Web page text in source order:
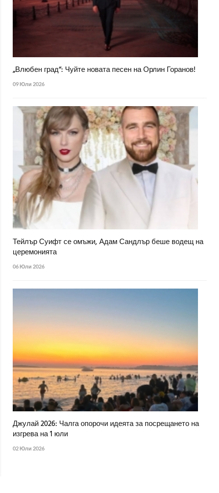
„Влюбен град“: Чуйте новата песен на Орлин Горанов!
09 Юли 2026
Тейлър Суифт се омъжи, Адам Сандлър беше водещ на
церемонията
06 Юли 2026
Джулай 2026: Чалга опорочи идеята за посрещането на
изгрева на 1 юли
02 Юли 2026